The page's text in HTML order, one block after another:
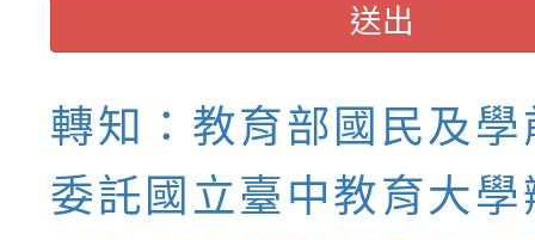
送出
轉知：教育部國民及
委託國立臺中教育大